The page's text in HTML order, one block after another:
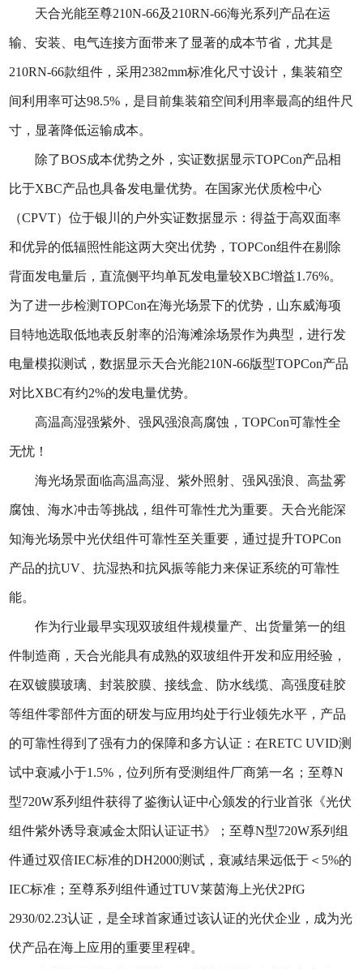
天合光能至尊210N-66及210RN-66海光系列产品在运
输、安装、电气连接方面带来了显著的成本节省，尤其是
210RN-66款组件，采用2382mm标准化尺寸设计，集装箱空
间利用率可达98.5%，是目前集装箱空间利用率最高的组件尺
寸，显著降低运输成本。
除了BOS成本优势之外，实证数据显示TOPCon产品相
比于XBC产品也具备发电量优势。在国家光伏质检中心
（CPVT）位于银川的户外实证数据显示：得益于高双面率
和优异的低辐照性能这两大突出优势，TOPCon组件在剔除
背面发电量后，直流侧平均单瓦发电量较XBC增益1.76%。
为了进一步检测TOPCon在海光场景下的优势，山东威海项
目特地选取低地表反射率的沿海滩涂场景作为典型，进行发
电量模拟测试，数据显示天合光能210N-66版型TOPCon产品
对比XBC有约2%的发电量优势。
高温高湿强紫外、强风强浪高腐蚀，TOPCon可靠性全
无忧！
海光场景面临高温高湿、紫外照射、强风强浪、高盐雾
腐蚀、海水冲击等挑战，组件可靠性尤为重要。天合光能深
知海光场景中光伏组件可靠性至关重要，通过提升TOPCon
产品的抗UV、抗湿热和抗风振等能力来保证系统的可靠性
能。
作为行业最早实现双玻组件规模量产、出货量第一的组
件制造商，天合光能具有成熟的双玻组件开发和应用经验，
在双镀膜玻璃、封装胶膜、接线盒、防水线缆、高强度硅胶
等组件零部件方面的研发与应用均处于行业领先水平，产品
的可靠性得到了强有力的保障和多方认证：在RETC UVID测
试中衰减小于1.5%，位列所有受测组件厂商第一名；至尊N
型720W系列组件获得了鉴衡认证中心颁发的行业首张《光伏
组件紫外诱导衰减金太阳认证证书》；至尊N型720W系列组
件通过双倍IEC标准的DH2000测试，衰减结果远低于＜5%的
IEC标准；至尊系列组件通过TUV莱茵海上光伏2PfG
2930/02.23认证，是全球首家通过该认证的光伏企业，成为光
伏产品在海上应用的重要里程碑。